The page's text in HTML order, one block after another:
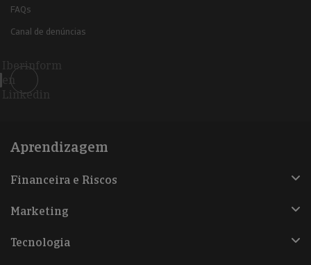
FAQs
Canal de denúncias
Iberinform
en
Linkedin
Aprendizagem
Financeira e Riscos
Marketing
Tecnologia